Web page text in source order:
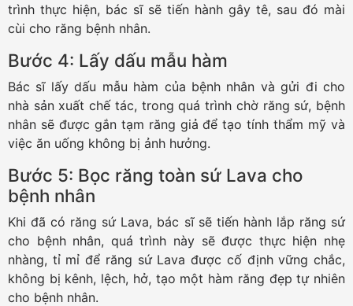
trình thực hiện, bác sĩ sẽ tiến hành gây tê, sau đó mài
cùi cho răng bệnh nhân.
Bước 4: Lấy dấu mẫu hàm
Bác sĩ lấy dấu mẫu hàm của bệnh nhân và gửi đi cho
nhà sản xuất chế tác, trong quá trình chờ răng sứ, bệnh
nhân sẽ được gắn tạm răng giả để tạo tính thẩm mỹ và
việc ăn uống không bị ảnh hưởng.
Bước 5: Bọc răng toàn sứ Lava cho
bệnh nhân
Khi đã có răng sứ Lava, bác sĩ sẽ tiến hành lắp răng sứ
cho bệnh nhân, quá trình này sẽ được thực hiện nhẹ
nhàng, tỉ mỉ để răng sứ Lava được cố định vững chắc,
không bị kênh, lệch, hở, tạo một hàm răng đẹp tự nhiên
cho bệnh nhân.